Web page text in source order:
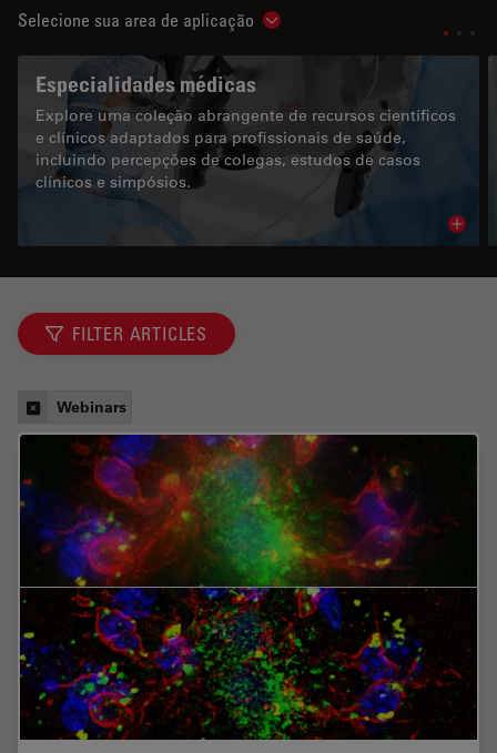
Selecione sua area de aplicação Show subnavigation
Especialidades médicas
Explore uma coleção abrangente de recursos científicos
e clínicos adaptados para profissionais de saúde,
incluindo percepções de colegas, estudos de casos
clínicos e simpósios.
FILTER ARTICLES
Webinars